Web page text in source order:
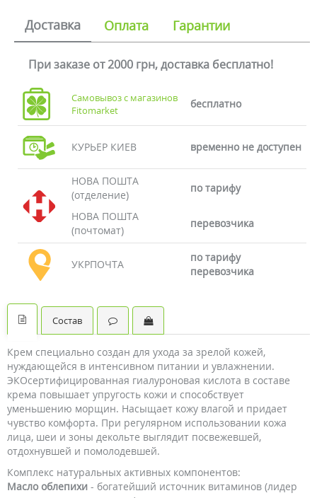
Доставка Оплата Гарантии
При заказе от 2000 грн, доставка бесплатно!
Самовывоз с магазинов
Fitomarket
бесплатно
КУРЬЕР КИЕВ временно не доступен
НОВА ПОШТА
(отделение)
по тарифу
НОВА ПОШТА
(почтомат)
перевозчика
УКРПОЧТА
по тарифу
перевозчика
Состав
Крем специально создан для ухода за зрелой кожей,
нуждающейся в интенсивном питании и увлажнении.
ЭКОсертифицированная гиалуроновая кислота в составе
крема повышает упругость кожи и способствует
уменьшению морщин. Насыщает кожу влагой и придает
чувство комфорта. При регулярном использовании кожа
лица, шеи и зоны декольте выглядит посвежевшей,
отдохнувшей и помолодевшей.
Комплекс натуральных активных компонентов:
Масло облепихи - богатейший источник витаминов (лидер